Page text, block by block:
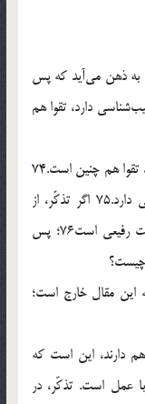
به ذهن مى‌آيد كه پس
دارد، تقوا هم
اگر تذكّر، قوه حفاظتى و بازدارندگى به شمار مى‌رود، تقوا هم چنين است.74
اگر جايگاه تذكّر، قلب است، تقوا هم جايگاه قلبى دارد.75 اگر تذكّر، از
مرتبت بالايى برخوردار است، تقوا هم داراى مرتبت رفيعى است76؛ پس
چيست؟
اين مقال خارج است؛
دارند، اين است كه
عمل است. تذكّر، در